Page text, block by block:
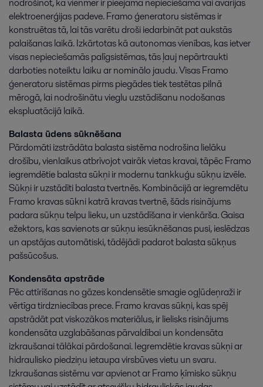
elektroenerģijas padeve. Framo ģeneratoru sistēmas ir
konstruētas tā, lai tās varētu droši iedarbināt pat aukstās
palaišanas laikā. Izkārtotas kā autonomas vienības, kas ietver
visas nepieciešamās palīgsistēmas, tās ļauj nepārtraukti
darboties noteiktu laiku ar nominālo jaudu. Visas Framo
ģeneratoru sistēmas pirms piegādes tiek testētas pilnā
mērogā, lai nodrošinātu vieglu uzstādīšanu nodošanas
ekspluatācijā laikā.
Balasta ūdens sūknēšana
Pārdomāti izstrādāta balasta sistēma nodrošina lielāku
drošību, vienlaikus atbrīvojot vairāk vietas kravai, tāpēc Framo
iegremdētie balasta sūkņi ir modernu tankkuģu sūkņu izvēle.
Sūkņi ir uzstādīti balasta tvertnēs. Kombinācijā ar iegremdētu
Framo kravas sūkni katrā kravas tvertnē, šāds risinājums
padara sūkņu telpu lieku, un uzstādīšana ir vienkārša. Gaisa
ežektors, kas savienots ar sūkņu iesūknēšanas pusi, ieslēdzas
un apstājas automātiski, tādējādi padarot balasta sūkņus
pašsūcošus.
Kondensāta apstrāde
Pēc attīrīšanas no gāzes kondensētie smagie ogļūdeņraži ir
vērtīga tirdzniecības prece. Framo kravas sūkņi, kas spēj
apstrādāt pat viskozākos materiālus, ir lielisks risinājums
kondensāta uzglabāšanas pārvaldībai un kondensāta
izkraušanai tālākai pārdošanai. Iegremdētie kravas sūkņi ar
hidraulisko piedziņu ietaupa virsbūves vietu un svaru.
Izkraušanas sistēmu var apvienot ar Framo ķīmisko sūkņu